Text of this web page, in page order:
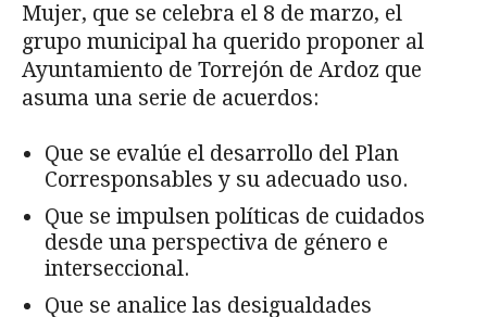
Mujer, que se celebra el 8 de marzo, el
grupo municipal ha querido proponer al
Ayuntamiento de Torrejón de Ardoz que
asuma una serie de acuerdos:
Que se evalúe el desarrollo del Plan
Corresponsables y su adecuado uso.
Que se impulsen políticas de cuidados
desde una perspectiva de género e
interseccional.
Que se analice las desigualdades